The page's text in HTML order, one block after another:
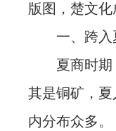
版图，楚文
一、跨入
夏商时
其是铜矿，
内分布众多。